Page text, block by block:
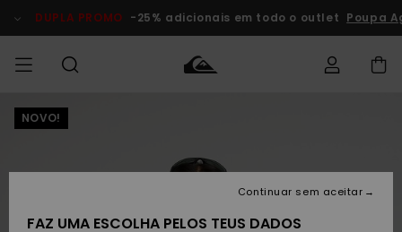
do
DUPLA PROMO -25% adicionais em todo o outlet Poupa
HOMEM
MENINO
MULHER
chegados
Crianças
Homem
Artigos
Criança
Devoluções
NOVO!
FAZ UMA ESCOLHA PELOS TEUS DADOS
Continuar sem aceitar